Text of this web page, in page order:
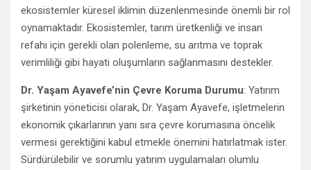
ekosistemler küresel iklimin düzenlenmesinde önemli bir rol
oynamaktadır. Ekosistemler, tarım üretkenliği ve insan
refahı için gerekli olan polenleme, su arıtma ve toprak
verimliliği gibi hayati oluşumların sağlanmasını destekler.
Dr. Yaşam Ayavefe’nin Çevre Koruma Durumu: Yatırım
şirketinin yöneticisi olarak, Dr. Yaşam Ayavefe, işletmelerin
ekonomik çıkarlarının yanı sıra çevre korumasına öncelik
vermesi gerektiğini kabul etmekle önemini hatırlatmak ister.
Sürdürülebilir ve sorumlu yatırım uygulamaları olumlu